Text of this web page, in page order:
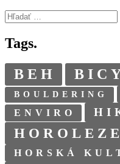
Hľadať:
Tags.
BEH
BOULDERING
ENVIRO
HORSKÁ